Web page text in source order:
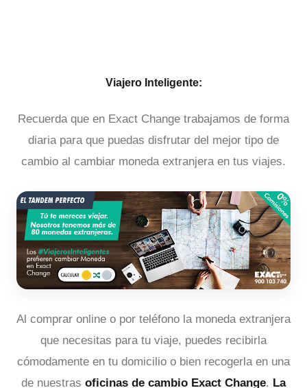
Viajero Inteligente:
Recuerda que en Exact Change trabajamos de forma
diaria para que puedas disfrutar del mejor tipo de
cambio al cambiar moneda extranjera en tus viajes.
Al comprar online o por teléfono la moneda extranjera
que necesitas para tu viaje, puedes recibirla
cómodamente en tu domicilio o bien recogerla en una
de nuestras oficinas de cambio Exact Change. La